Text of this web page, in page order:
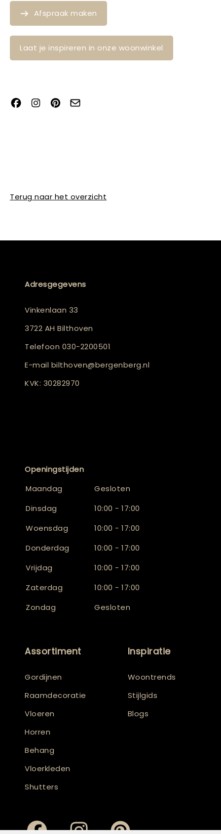
Afspraak maken
Laat je inspireren in onze woonwinkel
Terug naar het overzicht
Adresgegevens
Vinkenlaan 33
3722 AH Bilthoven
Telefoon 030-2200501
E-mail bilthoven@bergenberg.nl
KVK: 30282970
Openingstijden
Maandag
Gesloten
Dinsdag
10:00 - 17:00
Woensdag
10:00 - 17:00
Donderdag
10:00 - 17:00
Vrijdag
10:00 - 17:00
Zaterdag
10:00 - 17:00
Zondag
Gesloten
Assortiment
Gordijnen
Raamdecoratie
Vloeren
Horren
Behang
Vloerkleden
Shutters
Inspiratie
Woontrends
Stijlgids
Blogs